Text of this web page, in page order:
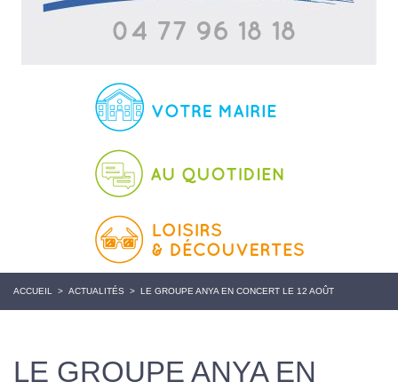
ACCUEIL > ACTUALITÉS > LE GROUPE ANYA EN CONCERT LE 12 AOÛT
LE GROUPE ANYA EN